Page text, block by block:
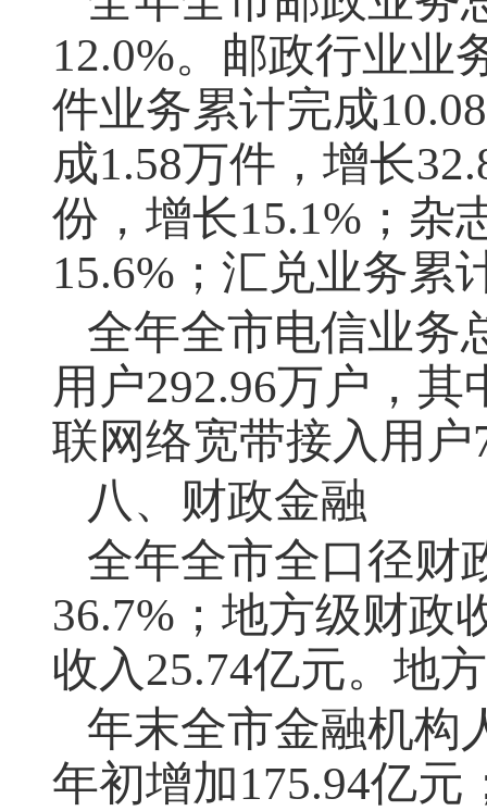
12.0%。邮政行业业
件业务累计完成
成1.58万件，增长
份，增长15.1%；杂
15.6%；汇兑业务累
全年全市电信业务
用户292.96万户，
联网络宽带接入用户
八、财政金融
全年全市全口径财
36.7%；地方级财政
收入25.74亿元。地
年末全市金融机构
年初增加175.94亿